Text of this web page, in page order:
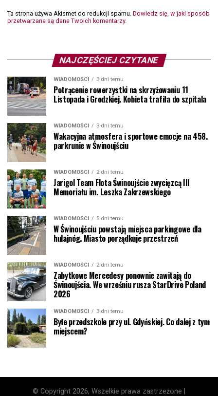
Ta strona używa Akismet do redukcji spamu. Dowiedz się, w jaki sposób
przetwarzane są dane Twoich komentarzy.
NAJCZĘŚCIEJ CZYTANE
WIADOMOŚCI 3 dni temu
Potrącenie rowerzystki na skrzyżowaniu 11
Listopada i Grodzkiej. Kobieta trafiła do szpitala
WIADOMOŚCI 3 dni temu
Wakacyjna atmosfera i sportowe emocje na 458.
parkrunie w Świnoujściu
WIADOMOŚCI 2 dni temu
Jarigol Team Flota Świnoujście zwycięzcą III
Memoriału im. Leszka Zakrzewskiego
WIADOMOŚCI 5 dni temu
W Świnoujściu powstają miejsca parkingowe dla
hulajnóg. Miasto porządkuje przestrzeń
WIADOMOŚCI 2 dni temu
Zabytkowe Mercedesy ponownie zawitają do
Świnoujścia. We wrześniu rusza StarDrive Poland
2026
WIADOMOŚCI 3 dni temu
Byłe przedszkole przy ul. Gdyńskiej. Co dalej z tym
miejscem?
© Copyright 2026, Wszelkie prawa zastrzeżone |